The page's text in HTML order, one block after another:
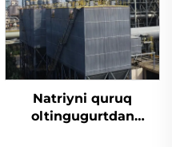
Natriyni quruq
oltingugurtdan